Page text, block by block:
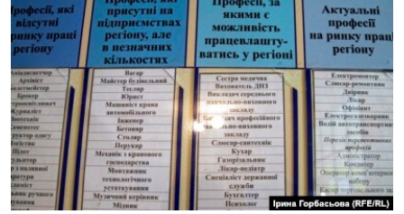
СПОРТ
УКРАЇНА
СВІТ
ТИ ЯК?
СХЕМИ
КИТАЙ.ВИКЛИКИ
МУЛЬТИМЕДІА
ФОТО
СПЕЦПРОЄКТИ
ПОДКАСТИ